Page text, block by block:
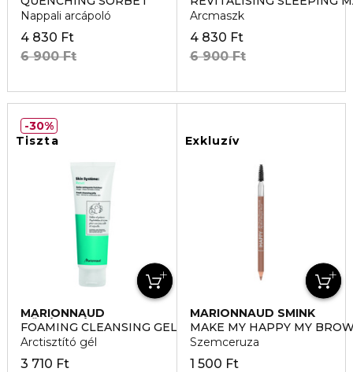
Nappali arcápoló
4 830 Ft
6 900 Ft
Arcmaszk
4 830 Ft
6 900 Ft
Tiszta
MARIONNAUD
BŐRÁPOLÁS
FOAMING CLEANSING GEL
Arctisztító gél
3 710 Ft
30%
Exkluzív
MARIONNAUD SMINK
MAKE MY HAPPY MY
Szemceruza
1 500 Ft